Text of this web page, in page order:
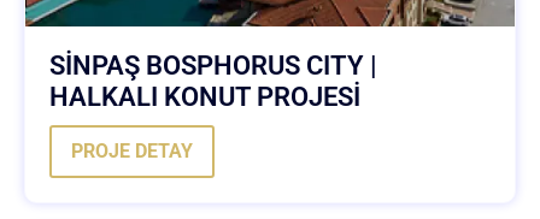
SİNPAŞ BOSPHORUS CITY |
HALKALI KONUT PROJESİ
PROJE DETAY